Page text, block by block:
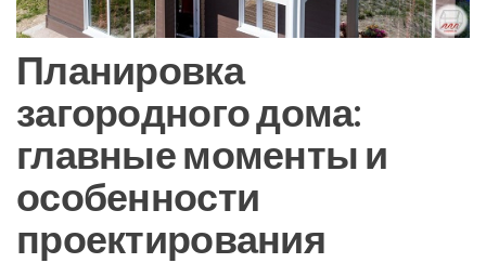
Планировка
загородного дома:
главные моменты и
особенности
проектирования